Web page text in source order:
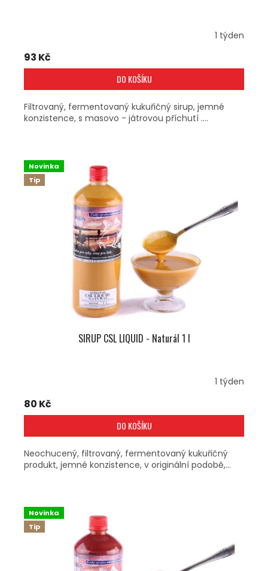
1 týden
93 Kč
DO KOŠÍKU
Filtrovaný, fermentovaný kukuřičný sirup, jemné
konzistence, s masovo - játrovou příchutí ....
Novinka
Tip
SIRUP CSL LIQUID - Naturál 1 l
1 týden
80 Kč
DO KOŠÍKU
Neochucený, filtrovaný, fermentovaný kukuřičný
produkt, jemné konzistence, v originální podobě,...
Novinka
Tip